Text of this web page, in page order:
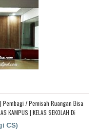
Pembagi / Pemisah Ruangan Bisa
KAMPUS | KELAS SEKOLAH Di
TANGERANG
CS)